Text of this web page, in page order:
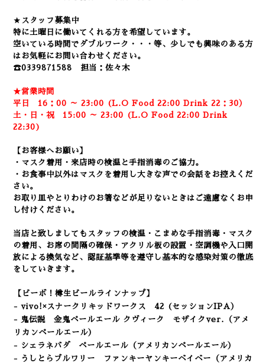
★ スタッフ募集中
特に土曜日に働いてくれる方を希望しています。
空いている時間でダブルワーク・・・等、少しでも興味のある方
はお気軽にお問い合わせください。
☎0339871588 担当：佐々木
★営業時間
平日 16：00 ～ 23:00 (L.O Food 22:00 Drink 22：30）
土・日・祝 15:00 ～ 23:00 (L.O Food 22:00 Drink
22:30)
【お客様へお願い】
・マスク着用・来店時の検温と手指消毒のご協力。
・お食事中以外はマスクを着用し大きな声での会話をお控えくだ
さい。
お取り皿やとりわけのお箸などが足りないときはご遠慮なくお申
し付けください。
当店と致しましてもスタッフの検温・こまめな手指消毒・マスク
の着用、 お席の間隔の確保・アクリル板の設置・空調機や入口開
放による換気など、認証基準等を遵守し基本的な感染対策の徹底
をしていきます。
【ビーボ！樽生ビールラインナップ】
- vivo!×スナークリキッドワークス 42
(セッションIPA）
- 鬼伝説 金鬼ペールエール クヴィーク モザイクver.（アメ
リカンペールエール）
- シェラネバダ ペールエール（アメリカンペールエール）
- うしとらブルワリー ファンキーヤンキーベイベー （アメリカ